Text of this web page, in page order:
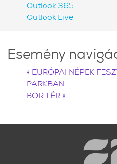
Outlook 365
Outlook Live
Esemény
« EURÓPAI NÉPEK
PARKBAN
BOR TÉR »